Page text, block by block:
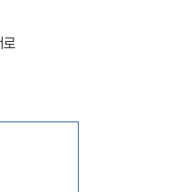
로